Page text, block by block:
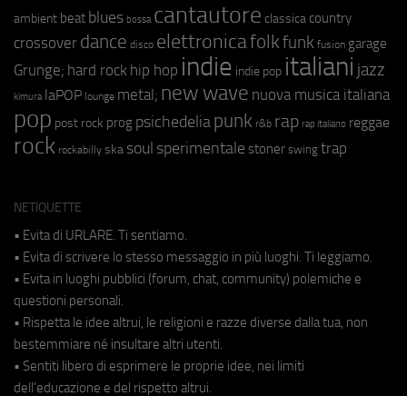
ambient beat blues bossa cantautore classica country
crossover dance disco elettronicafolkfunk fusion garage
Grunge; hard rock hip hop indie indie pop italiani jazz
kimura laPOP lounge metal; new wave nuova musica italiana
pop post rock prog psichedeliapunk r&b rap rap italiano reggae
rock rockabilly ska soul sperimentale stoner swing trap
NETIQUETTE
• Evita di URLARE. Ti sentiamo.
• Evita di scrivere lo stesso messaggio in più luoghi. Ti leggiamo.
• Evita in luoghi pubblici (forum, chat, community) polemiche e
questioni personali.
• Rispetta le idee altrui, le religioni e razze diverse dalla tua, non
bestemmiare né insultare altri utenti.
• Sentiti libero di esprimere le proprie idee, nei limiti
dell'educazione e del rispetto altrui.